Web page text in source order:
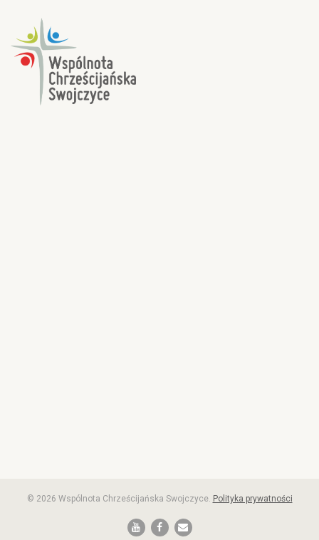
© 2026 Wspólnota Chrześcijańska Swojczyce. Polityka prywatności